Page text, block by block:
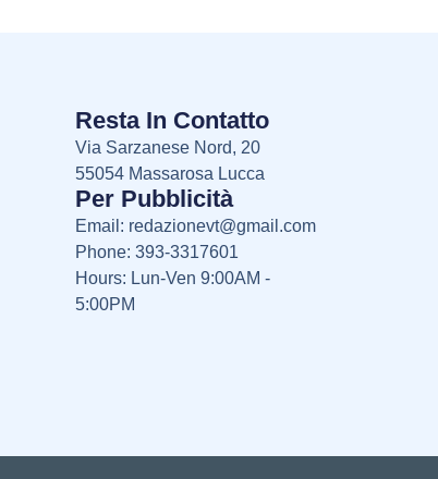
Resta In Contatto
Via Sarzanese Nord, 20
55054 Massarosa Lucca
Per Pubblicità
Email: redazionevt@gmail.com
Phone: 393-3317601
Hours: Lun-Ven 9:00AM -
5:00PM